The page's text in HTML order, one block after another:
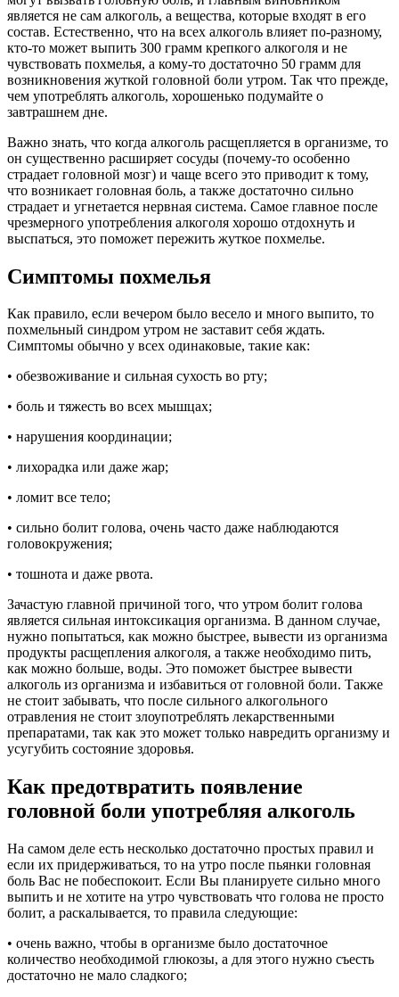
является не сам алкоголь, а вещества, которые входят в его
состав. Естественно, что на всех алкоголь влияет по-разному,
кто-то может выпить 300 грамм крепкого алкоголя и не
чувствовать похмелья, а кому-то достаточно 50 грамм для
возникновения жуткой головной боли утром. Так что прежде,
чем употреблять алкоголь, хорошенько подумайте о
завтрашнем дне.
Важно знать, что когда алкоголь расщепляется в организме, то
он существенно расширяет сосуды (почему-то особенно
страдает головной мозг) и чаще всего это приводит к тому,
что возникает головная боль, а также достаточно сильно
страдает и угнетается нервная система. Самое главное после
чрезмерного употребления алкоголя хорошо отдохнуть и
выспаться, это поможет пережить жуткое похмелье.
Симптомы похмелья
Как правило, если вечером было весело и много выпито, то
похмельный синдром утром не заставит себя ждать.
Симптомы обычно у всех одинаковые, такие как:
• обезвоживание и сильная сухость во рту;
• боль и тяжесть во всех мышцах;
• нарушения координации;
• лихорадка или даже жар;
• ломит все тело;
• сильно болит голова, очень часто даже наблюдаются
головокружения;
• тошнота и даже рвота.
Зачастую главной причиной того, что утром болит голова
является сильная интоксикация организма. В данном случае,
нужно попытаться, как можно быстрее, вывести из организма
продукты расщепления алкоголя, а также необходимо пить,
как можно больше, воды. Это поможет быстрее вывести
алкоголь из организма и избавиться от головной боли. Также
не стоит забывать, что после сильного алкогольного
отравления не стоит злоупотреблять лекарственными
препаратами, так как это может только навредить организму и
усугубить состояние здоровья.
Как предотвратить появление
головной боли употребляя алкоголь
На самом деле есть несколько достаточно простых правил и
если их придерживаться, то на утро после пьянки головная
боль Вас не побеспокоит. Если Вы планируете сильно много
выпить и не хотите на утро чувствовать что голова не просто
болит, а раскалывается, то правила следующие:
• очень важно, чтобы в организме было достаточное
количество необходимой глюкозы, а для этого нужно съесть
достаточно не мало сладкого;